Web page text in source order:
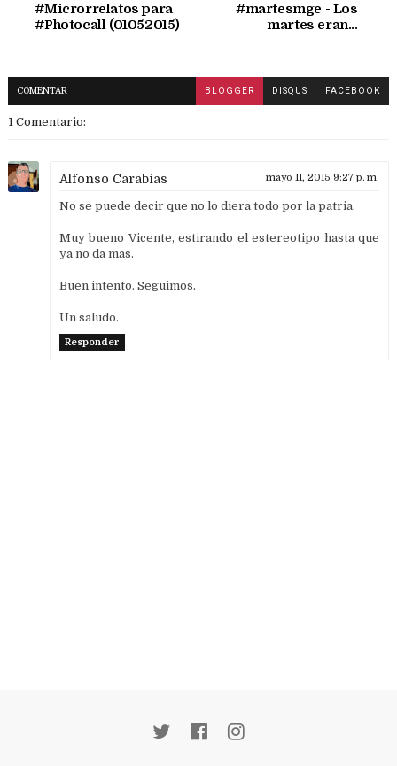
#martesmge - Los
martes eran...
#Microrrelatos para
#Photocall (01052015)
COMENTAR BLOGGER DISQUS FACEBOOK
1 Comentario:
Alfonso Carabias mayo 11, 2015 9:27 p. m.
No se puede decir que no lo diera todo por la patria.
Muy bueno Vicente, estirando el estereotipo hasta que
ya no da mas.
Buen intento. Seguimos.
Un saludo.
Responder